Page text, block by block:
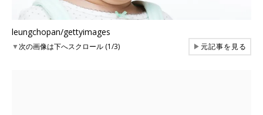
leungchopan/gettyimages
▼次の画像は下へスクロール (1/3) ▶元記事を見る